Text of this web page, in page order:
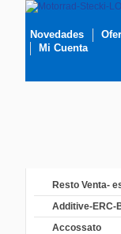
Novedades
Mi Cuenta
Resto Venta-
Additive-ERC-
Accossato